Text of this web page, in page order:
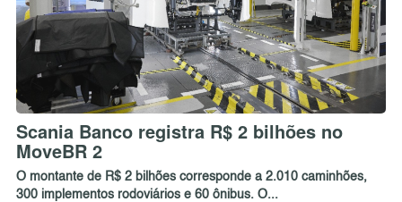
Scania Banco registra R$ 2 bilhões no
MoveBR 2
O montante de R$ 2 bilhões corresponde a 2.010 caminhões,
300 implementos rodoviários e 60 ônibus. O...